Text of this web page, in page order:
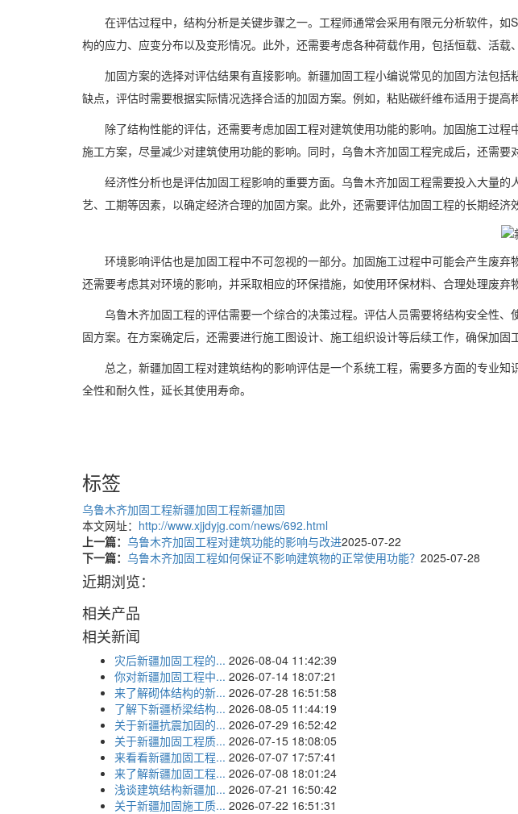
在评估过程中，结构分析是关键步骤之一。工程师通常会采用有限元分析软件，
构的应力、应变分布以及变形情况。此外，还需要考虑各种荷载作用，包括恒载、活载
加固方案的选择对评估结果有直接影响。新疆加固工程小编说常见的加固方法包
缺点，评估时需要根据实际情况选择合适的加固方案。例如，粘贴碳纤维布适用于提
除了结构性能的评估，还需要考虑加固工程对建筑使用功能的影响。加固施工过
施工方案，尽量减少对建筑使用功能的影响。同时，乌鲁木齐加固工程完成后，还需要
经济性分析也是评估加固工程影响的重要方面。 乌鲁木齐加固工程需要投入大量的
艺、工期等因素，以确定经济合理的加固方案。此外，还需要评估加固工程的长期经济
环境影响评估也是加固工程中不可忽视的一部分。加固施工过程中可能会产生废
还需要考虑其对环境的影响，并采取相应的环保措施，如使用环保材料、合理处理废弃
乌鲁木齐加固工程的评估需要一个综合的决策过程。评估人员需要将结构安全性
固方案。在方案确定后，还需要进行施工图设计、施工组织设计等后续工作，确保加固
总之，新疆加固工程对建筑结构的影响评估是一个系统工程，需要多方面的专业
全性和耐久性，延长其使用寿命。
标签
乌鲁木齐加固工程新疆加固工程新疆加固
本文网址： http://www.xjjdyjg.com/news/692.html
上一篇： 乌鲁木齐加固工程对建筑功能的影响与改进2025-07-22
下一篇： 乌鲁木齐加固工程如何保证不影响建筑物的正常使用功能？ 2025-07-28
近期浏览：
相关产品
相关新闻
灾后新疆加固工程的... 2026-08-04 11:42:39
你对新疆加固工程中... 2026-07-14 18:07:21
来了解砌体结构的新... 2026-07-28 16:51:58
了解下新疆桥梁结构... 2026-08-05 11:44:19
关于新疆抗震加固的... 2026-07-29 16:52:42
关于新疆加固工程质... 2026-07-15 18:08:05
来看看新疆加固工程... 2026-07-07 17:57:41
来了解新疆加固工程... 2026-07-08 18:01:24
浅谈建筑结构新疆加... 2026-07-21 16:50:42
关于新疆加固施工质... 2026-07-22 16:51:31